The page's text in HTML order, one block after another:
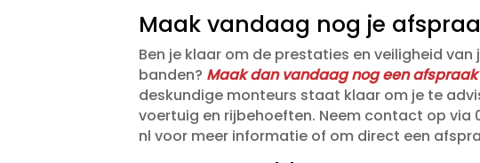
Maak vandaag nog je
Ben je klaar om de prestaties en veiligheid
banden? Maak dan vandaag nog een afspraak
deskundige monteurs staat klaar om je te
voertuig en rijbehoeften.​ Neem contact op
nl voor meer informatie of om direct een